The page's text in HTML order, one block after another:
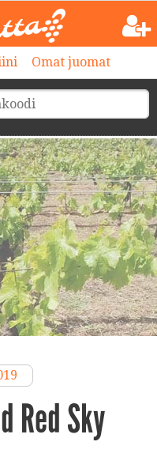
Omat juomat
Red Sky